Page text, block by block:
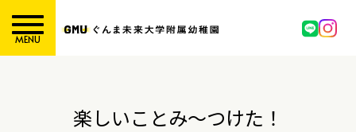
MENU
楽しいことみ～つけた！